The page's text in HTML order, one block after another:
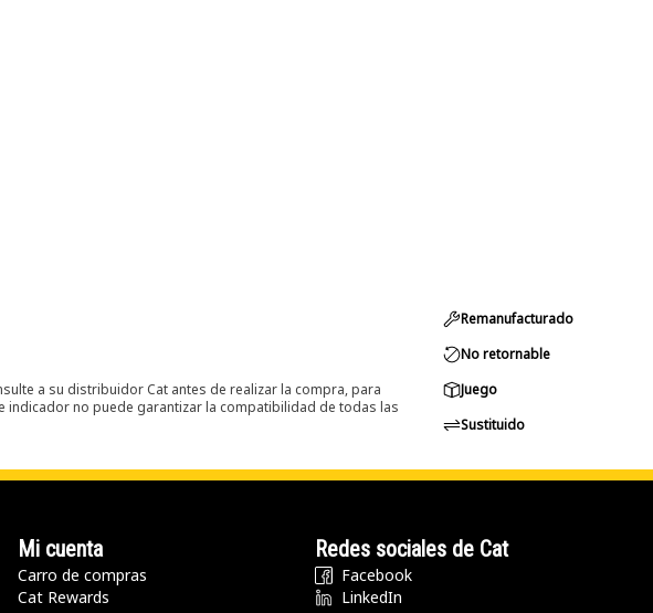
a su distribuidor Cat antes de realizar la compra, para
indicador no puede garantizar la compatibilidad de todas las
Remanufacturado
No retornable
Juego
Sustituido
Mi cuenta
Carro de compras
Cat Rewards
Redes sociales de Cat
Facebook
LinkedIn